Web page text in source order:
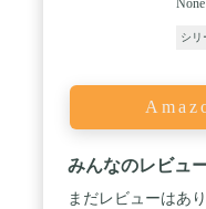
None
シリ
みんなのレビュ
まだレビューはあ